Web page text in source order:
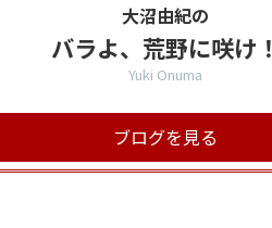
大沼由紀の
バラよ、荒野に咲け！
Yuki Onuma
ブログを見る